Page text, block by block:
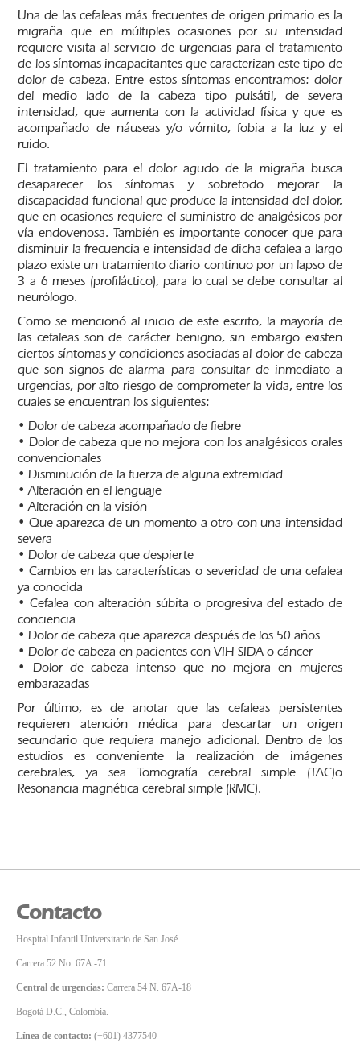
Una de las cefaleas más frecuentes de origen primario es la
migraña que en múltiples ocasiones por su intensidad
requiere visita al servicio de urgencias para el tratamiento
de los síntomas incapacitantes que caracterizan este tipo de
dolor de cabeza. Entre estos síntomas encontramos: dolor
del medio lado de la cabeza tipo pulsátil, de severa
intensidad, que aumenta con la actividad física y que es
acompañado de náuseas y/o vómito, fobia a la luz y el
ruido.
El tratamiento para el dolor agudo de la migraña busca
desaparecer los síntomas y sobretodo mejorar la
discapacidad funcional que produce la intensidad del dolor,
que en ocasiones requiere el suministro de analgésicos por
vía endovenosa. También es importante conocer que para
disminuir la frecuencia e intensidad de dicha cefalea a largo
plazo existe un tratamiento diario continuo por un lapso de
3 a 6 meses (profiláctico), para lo cual se debe consultar al
neurólogo.
Como se mencionó al inicio de este escrito, la mayoría de
las cefaleas son de carácter benigno, sin embargo existen
ciertos síntomas y condiciones asociadas al dolor de cabeza
que son signos de alarma para consultar de inmediato a
urgencias, por alto riesgo de comprometer la vida, entre los
cuales se encuentran los siguientes:
• Dolor de cabeza acompañado de fiebre
• Dolor de cabeza que no mejora con los analgésicos orales
convencionales
• Disminución de la fuerza de alguna extremidad
• Alteración en el lenguaje
• Alteración en la visión
• Que aparezca de un momento a otro con una intensidad
severa
• Dolor de cabeza que despierte
• Cambios en las características o severidad de una cefalea
ya conocida
• Cefalea con alteración súbita o progresiva del estado de
conciencia
• Dolor de cabeza que aparezca después de los 50 años
• Dolor de cabeza en pacientes con VIH-SIDA o cáncer
• Dolor de cabeza intenso que no mejora en mujeres
embarazadas
Por último, es de anotar que las cefaleas persistentes
requieren atención médica para descartar un origen
secundario que requiera manejo adicional. Dentro de los
estudios es conveniente la realización de imágenes
cerebrales, ya sea Tomografía cerebral simple (TAC)o
Resonancia magnética cerebral simple (RMC).
Contacto
Hospital Infantil Universitario de San José.
Carrera 52 No. 67A -71
Central de urgencias: Carrera 54 N. 67A-18
Bogotá D.C., Colombia.
Línea de contacto: (+601) 4377540